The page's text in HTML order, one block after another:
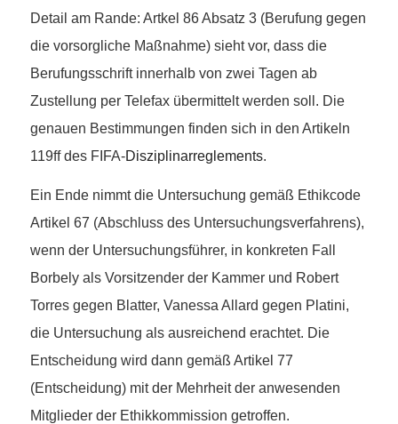
Detail am Rande: Artkel 86 Absatz 3 (Berufung gegen
die vorsorgliche Maßnahme) sieht vor, dass die
Berufungsschrift innerhalb von zwei Tagen ab
Zustellung per Telefax übermittelt werden soll. Die
genauen Bestimmungen finden sich in den Artikeln
119ff des FIFA-Disziplinarreglements.
Ein Ende nimmt die Untersuchung gemäß Ethikcode
Artikel 67 (Abschluss des Untersuchungsverfahrens),
wenn der Untersuchungsführer, in konkreten Fall
Borbely als Vorsitzender der Kammer und Robert
Torres gegen Blatter, Vanessa Allard gegen Platini,
die Untersuchung als ausreichend erachtet. Die
Entscheidung wird dann gemäß Artikel 77
(Entscheidung) mit der Mehrheit der anwesenden
Mitglieder der Ethikkommission getroffen.